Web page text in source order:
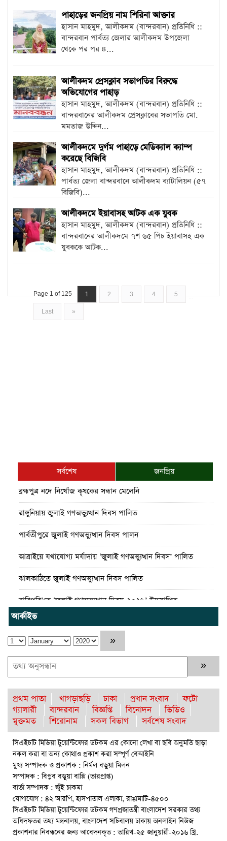
পাহাড়ের জনপ্রিয় নাম শিরিনা আক্তার
হাসান মাহমুদ, আলীকদম (বান্দরবান) প্রতিনিধি ::
বান্দরবান পার্বত্য জেলার আলীকদম উপজেলা
থেকে পর পর ৪...
আলীকদম প্রেসক্লাব সভাপতির বিরুদ্ধে
অভিযোগের পাহাড়
হাসান মাহমুদ, আলীকদম (বান্দরবান) প্রতিনিধি ::
বান্দরবানের আলীকদম প্রেসক্লাবের সভাপতি মো.
মমতাজ উদ্দিন...
আলীকদমে দুর্গম পাহাড়ে মেডিক্যাল ক্যাম্প
করেছে বিজিবি
হাসান মাহমুদ, আলীকদম (বান্দরবান) প্রতিনিধি ::
পার্বত্য জেলা বান্দরবানে আলীকদম ব্যাটালিয়ন (৫৭
বিজিবি)...
আলীকদমে ইয়াবাসহ আটক এক যুবক
হাসান মাহমুদ, আলীকদম (বান্দরবান) প্রতিনিধি ::
বান্দরবানের আলীকদমে ৭শ ৬৫ পিচ ইয়াবাসহ এক
যুবককে আটক...
Page 1 of 125 1 2 3 4 5 ...
Last »
সর্বশেষ
জনপ্রিয়
ব্রহ্মপুত্র নদে নিখোঁজ কৃষকের সন্ধান মেলেনি
রাঙ্গুনিয়ায় জুলাই গণঅভ্যুত্থান দিবস পালিত
পার্বতীপুরে জুলাই গণঅভ্যুত্থান দিবস পালন
আত্রাইয়ে যথাযোগ্য মর্যাদায় ‘জুলাই গণঅভ্যুত্থান দিবস’ পালিত
ঝালকাঠিতে জুলাই গণঅভ্যুত্থান দিবস পালিত
রাবিপ্রবি’তে ‘জুলাই গণঅভ্যুত্থান দিবস-২০২৬’ উদযাপিত
প্রত্যেক অপরাধীর বিচার এ দেশেই হবে, সে যত শক্তিশালীই হোক না
কেন”-চট্টগ্রামে জুলাই গণঅভ্যুত্থান দিবসে ব্যারিস্টার মীর হেলাল
গণঅভ্যুত্থানের অর্জন আজ রাজনৈতিক মাফিয়া ও দুর্বৃত্তায়নের খপ্পরে :
আবু হাসান টিপু
রাঙামাটিতে “ফিরে দেখা রক্তঝরা জুলাই-আগস্ট প্রত্যাশা আর প্রাপ্তি
শীর্ষক “কথকতা” অনুষ্ঠান অনুষ্ঠিত
ছুটির রাতে খোলা ভূমি অফিস, ভেতরে তহশিলদার
রাউজানে আগুনে পুড়ে ছাই ভ্যান কৃষকের স্বপ্ন
ঈশ্বরগঞ্জে বজ্রপাতে কৃষকের মৃত্যু : আহত-২
রাঙামাটিতে “ফিরে দেখা রক্তঝরা জুলাই-আগস্ট প্রত্যাশা আর প্রাপ্তি
শীর্ষক “কথকতা” অনুষ্ঠান অনুষ্ঠিত
সমঝোতা স্মারক স্বাক্ষর করেছে বিটিএমএ এবং বিজিএমইএ
আর্কাইভ
প্রথম পাতা খাগড়াছড়ি ঢাকা প্রধান সংবাদ
ফটো
গ্যালারী
বান্দরবান বিজ্ঞপ্তি বিনোদন
ভিডিও
মুক্তমত
শিরোনাম সকল বিভাগ সর্বশেষ সংবাদ
সিএইচটি মিডিয়া টুয়েন্টিফোর ডটকম এর কোনো লেখা বা ছবি অনুমতি ছাড়া
নকল করা বা অন্য কোথাও প্রকাশ করা সম্পূর্ণ বেআইনি
মুখ্য সম্পাদক ও প্রকাশক : নির্মল বড়ুয়া মিলন
সম্পাদক : বিপ্লব বড়ুয়া বাপ্পি (ভারপ্রাপ্ত)
বার্তা সম্পাদক : জুঁই চাকমা
যোগাযোগ : ৪২ আরপি, হাসপাতাল এলাকা, রাঙামাটি-৪৫০০
সিএইচটি মিডিয়া টুয়েন্টিফোর ডটকম গণপ্রজাতন্ত্রী বাংলাদেশ সরকার তথ্য
অধিদফতর তথ্য মন্ত্রনালয়, বাংলাদেশ সচিবালয় ঢাকায় অনলাইন নিউজ
প্রকাশনার নিবন্ধনের জন্য আবেদনকৃত : তারিখ-২৫ জানুয়ারী-২০১৬ খ্রি.